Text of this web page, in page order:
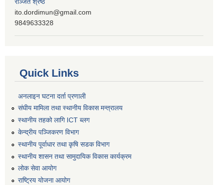
ito.dordimun@gmail.com
9849633328
Quick Links
अनलाइन घटना दर्ता प्रणाली
संघीय मामिला तथा स्थानीय विकास मन्त्रालय
स्थानीय तहको लागि ICT ब्लग
केन्द्रीय पञ्जिकरण विभाग
स्थानीय पूर्वाधार तथा कृषि सडक विभाग
स्थानीय शासन तथा सामुदायिक विकास कार्यक्रम
लोक सेवा आयोग
राष्ट्रिय योजना आयोग